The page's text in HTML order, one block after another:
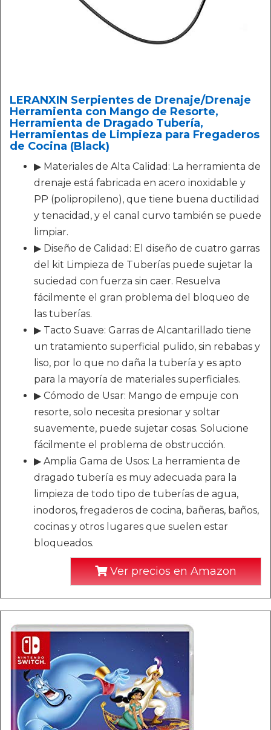
LERANXIN Serpientes de Drenaje/Drenaje
Herramienta con Mango de Resorte,
Herramienta de Dragado Tubería,
Herramientas de Limpieza para Fregaderos
de Cocina (Black)
▶ Materiales de Alta Calidad: La herramienta de
drenaje está fabricada en acero inoxidable y
PP (polipropileno), que tiene buena ductilidad
y tenacidad, y el canal curvo también se puede
limpiar.
▶ Diseño de Calidad: El diseño de cuatro garras
del kit Limpieza de Tuberías puede sujetar la
suciedad con fuerza sin caer. Resuelva
fácilmente el gran problema del bloqueo de
las tuberías.
▶ Tacto Suave: Garras de Alcantarillado tiene
un tratamiento superficial pulido, sin rebabas y
liso, por lo que no daña la tubería y es apto
para la mayoría de materiales superficiales.
▶ Cómodo de Usar: Mango de empuje con
resorte, solo necesita presionar y soltar
suavemente, puede sujetar cosas. Solucione
fácilmente el problema de obstrucción.
▶ Amplia Gama de Usos: La herramienta de
dragado tubería es muy adecuada para la
limpieza de todo tipo de tuberías de agua,
inodoros, fregaderos de cocina, bañeras, baños,
cocinas y otros lugares que suelen estar
bloqueados.
Ver precios en Amazon